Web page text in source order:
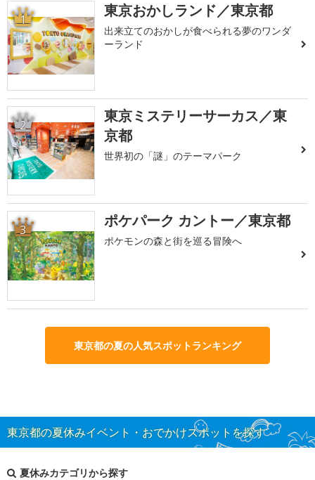
1 東京おかしランド／東京都
出来立てのおかしが食べられる夢のワンダ
ーランド
2
東京ミステリーサーカス／東
京都
世界初の「謎」のテーマパーク
3 ポケパーク カントー／東京都
ポケモンの森と街を巡る冒険へ
東京都の夏の人気スポットランキング
東京都の夏休みイベント・おでかけスポットを探す
夏休みカテゴリから探す